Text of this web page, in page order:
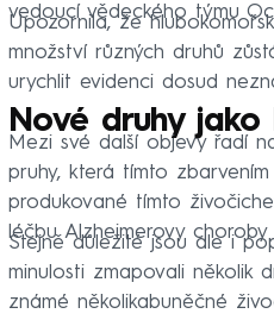
vedoucí vědeckého týmu
Upozornila, že
množství různých druhů
urychlit evidenci dosud
Nové druhy jako
Mezi své další objevy řadí
pruhy, která tímto
produkované tímto
léčbu Alzheimerovy
Stejně důležité jsou ale i
minulosti zmapovali několik
známé několikabuněčné